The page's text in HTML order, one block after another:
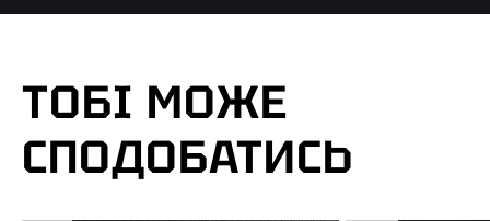
ТОБІ МОЖЕ
СПОДОБАТИСЬ